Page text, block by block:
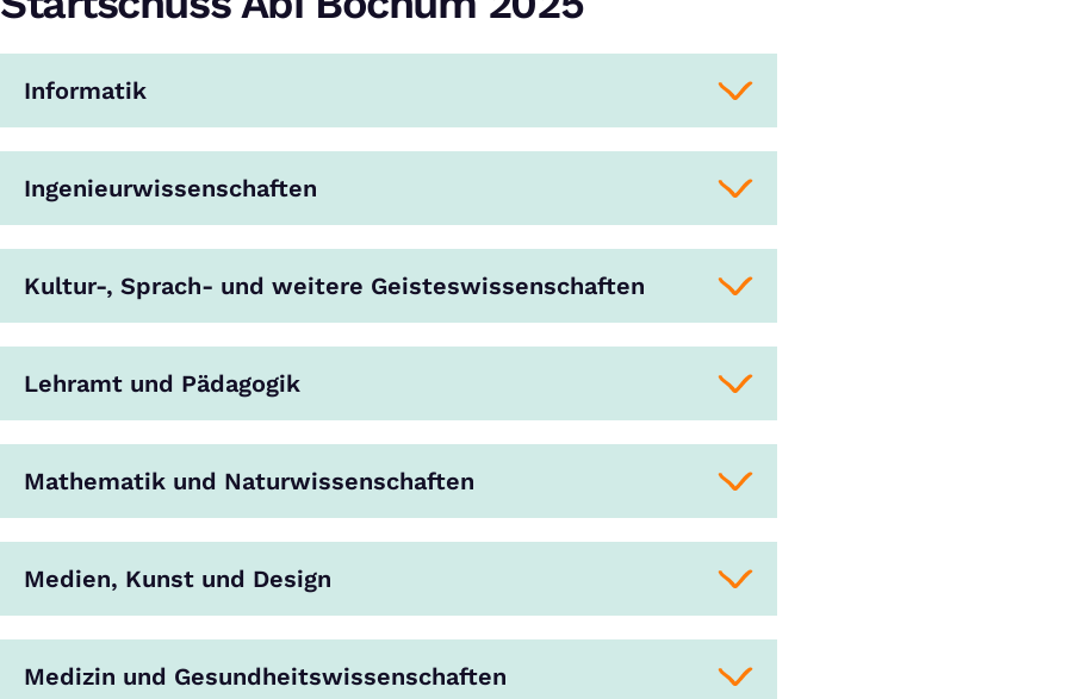
Informatik
Ingenieurwissenschaften
Kultur-, Sprach- und weitere Geisteswissenschaften
Lehramt und Pädagogik
Mathematik und Naturwissenschaften
Medien, Kunst und Design
Medizin und Gesundheitswissenschaften